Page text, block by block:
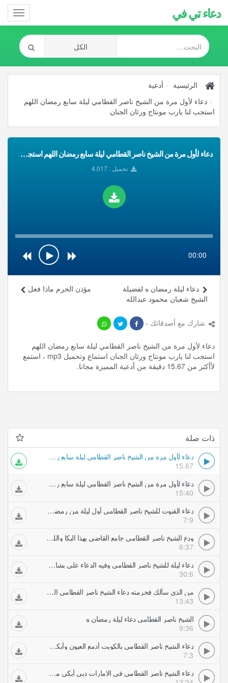
دعاء تي في
الرئيسية
أدعية
دعاء لأول مرة من الشيخ ناصر القطامي ليلة سابع رمضان اللهم
استجب لنا يارب مونتاج ورثان الجنان
دعاء لأول مرة من الشيخ ناصر القطامي ليلة سابع رمضان اللهم استجب لنا يارب مونتاج ورثان الجنان تحميل Mp3
تحميل : 4,017
00:00
مؤذن الحرم ماذا فعل
دعاء ليلة رمضان ه لفضيلة
الشيخ شعبان محمود عبدالله
شارك مع أصدقائك ›
دعاء لأول مرة من الشيخ ناصر القطامي ليلة سابع رمضان اللهم
استجب لنا يارب مونتاج ورثان الجنان استماع وتحميل mp3 ، استمع
لأأكثر من 15.67 دقيقة من أدعية المميزة مجانا.
ذات صلة
دعاء لأول مرة من الشيخ ناصر القطامي ليلة سابع رمضان اللهم استجب لنا يارب مونتاج ورثان الجنان
15.67
دعاء لأول مرة من الشيخ ناصر القطامي ليلة سابع رمضان اللهم استجب لنا يارب مونتاج ورثان الجنان
15:40
دعاء القنوت للشيخ ناصر القطامي أول ليلة من رمضان انتبه ستبكي معكم مؤسسة ورثان الجنان
7:9
ودع الشيخ ناصر القطامي جامع القاضي بهذا البكا واللجأ إلى الله ذاهبا إلى الكويت ليلة رمضان مونتاج ورثان الجنان
6:37
دعاء ليلة للشيخ ناصر القطامي وفيه الدعاء على بشار رمضان تصوير ورثان الجنان
30:6
من الذي سألك فحرمته دعاء الشيخ ناصر القطامي الخاشع ليلة رمضان ه وفيه الدعاء لأهل غزة
13:43
الشيخ ناصر القطامي دعاء ليلة رمضان ه
9:36
دعاء الشيخ ناصر القطامي بالكويت أدمع العيون وأبكى القلوبيا رحمان ارحمنا ليله رمضان مونتاج زيد صوافطه
7:3
دعاء الشيخ ناصر القطامي في الامارات دبي أبكى من في المسجد خاشع جدا الليلة من رمضان